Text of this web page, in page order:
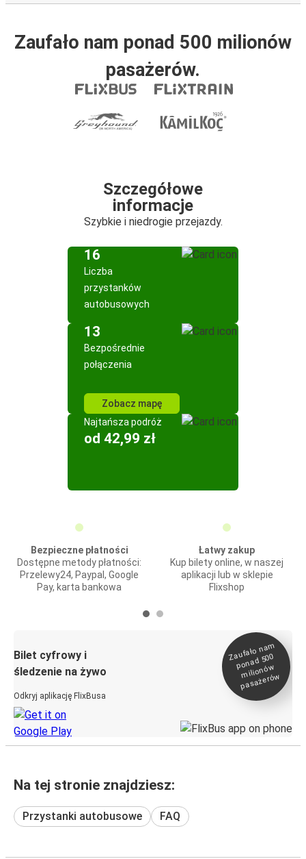
Zaufało nam ponad 500 milionów
pasażerów.
Szczegółowe
informacje
Szybkie i niedrogie przejazdy.
16
Liczba
przystanków
autobusowych
13
Bezpośrednie
połączenia
Zobacz mapę
Najtańsza podróż
od 42,99 zł
Bezpieczne płatności
Dostępne metody płatności:
Przelewy24, Paypal, Google
Pay, karta bankowa
Łatwy zakup
Kup bilety online, w naszej
aplikacji lub w sklepie
Flixshop
Bilet cyfrowy i
śledzenie na żywo
Odkryj aplikację FlixBusa
Zaufało na
m
ponad 500
milionó
w
pasażeró
w
Na tej stronie znajdziesz:
Przystanki autobusowe FAQ